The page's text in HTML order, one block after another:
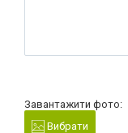
Завантажити фото:
Вибрати